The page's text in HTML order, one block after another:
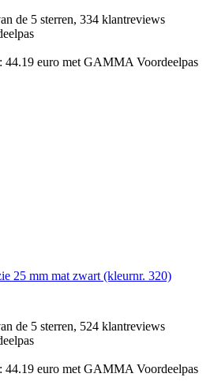
de 5 sterren, 334 klantreviews
44.19 euro met GAMMA Voordeelpas
25 mm mat zwart (kleurnr. 320)
de 5 sterren, 524 klantreviews
44.19 euro met GAMMA Voordeelpas